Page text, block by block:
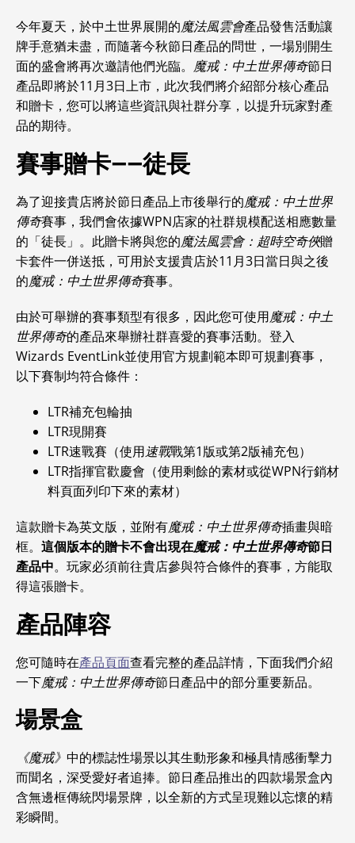
今年夏天，於中土世界展開的魔法風雲會產品發售活動讓
牌手意猶未盡，而隨著今秋節日產品的問世，一場別開生
面的盛會將再次邀請他們光臨。 魔戒：中土世界傳奇節日
產品即將於11月3日上市，此次我們將介紹部分核心產品
和贈卡，您可以將這些資訊與社群分享，以提升玩家對產
品的期待。
賽事贈卡——徒長
為了迎接貴店將於節日產品上市後舉行的魔戒：中土世界
傳奇賽事，我們會依據WPN店家的社群規模配送相應數量
的「徒長」。此贈卡將與您的魔法風雲會：超時空奇俠贈
卡套件一併送抵，可用於支援貴店於11月3日當日與之後
的魔戒：中土世界傳奇賽事。
由於可舉辦的賽事類型有很多，因此您可使用魔戒：中土
世界傳奇的產品來舉辦社群喜愛的賽事活動。登入
Wizards EventLink並使用官方規劃範本即可規劃賽事，
以下賽制均符合條件：
LTR補充包輪抽
LTR現開賽
LTR速戰賽（使用速戰戰第1版或第2版補充包）
LTR指揮官歡慶會（使用剩餘的素材或從WPN行銷材
料頁面列印下來的素材）
這款贈卡為英文版，並附有魔戒：中土世界傳奇插畫與暗
框。 這個版本的贈卡不會出現在魔戒：中土世界傳奇節日
產品中。玩家必須前往貴店參與符合條件的賽事，方能取
得這張贈卡。
產品陣容
您可隨時在產品頁面查看完整的產品詳情，下面我們介紹
一下魔戒：中土世界傳奇節日產品中的部分重要新品。
場景盒
《魔戒》 中的標誌性場景以其生動形象和極具情感衝擊力
而聞名，深受愛好者追捧。節日產品推出的四款場景盒內
含無邊框傳統閃場景牌，以全新的方式呈現難以忘懷的精
彩瞬間。